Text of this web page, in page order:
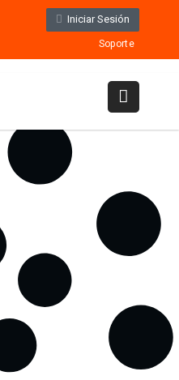
Iniciar Sesión
Soporte